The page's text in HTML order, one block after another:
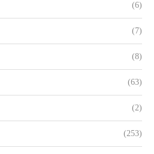
(6)
(7)
(8)
(63)
(2)
(253)